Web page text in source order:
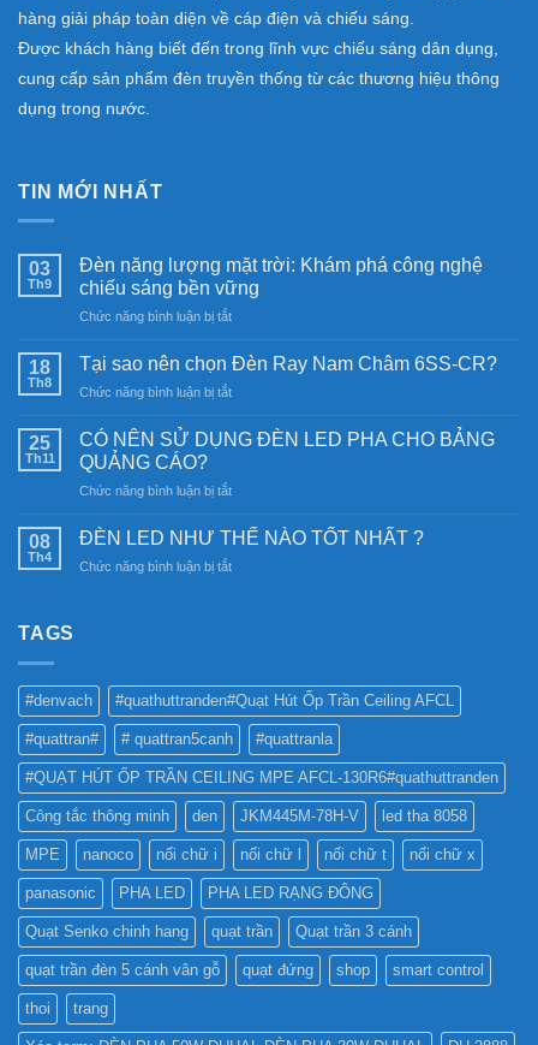
hàng giải pháp toàn diện về cáp điện và chiếu sáng.
Được khách hàng biết đến trong lĩnh vực chiếu sáng dân dụng,
cung cấp sản phẩm đèn truyền thống từ các thương hiệu thông
dụng trong nước.
TIN MỚI NHẤT
03
Th9
Đèn năng lượng mặt trời: Khám phá công nghệ
chiếu sáng bền vững
Chức năng bình luận bị tắtở
năng
mặt
Khám
nghệ
sáng
18
Th8
Tại sao nên chọn Đèn Ray Nam Châm 6SS-CR?
Chức năng bình luận bị tắtở
sao
Đèn
Nam
6SS-
25
Th11
CÓ NÊN SỬ DỤNG ĐÈN LED PHA CHO BẢNG
QUẢNG CÁO?
Chức năng bình luận bị tắtở
NÊN
DỤNG
QUẢNG
CÁO?
08
Th4
ĐÈN LED NHƯ THẾ NÀO TỐT NHẤT ?
Chức năng bình luận bị tắtở
TỐT
NHẤT
?
TAGS
#denvach #quathuttranden#Quạt Hút Ốp Trần Ceiling AFCL
#quattran# # quattran5canh #quattranla
#QUẠT HÚT ỐP TRẦN CEILING MPE AFCL-130R6#quathuttranden
Công tắc thông minh den JKM445M-78H-V led tha 8058
MPE nanoco nối chữ i nối chữ l nối chữ t nối chữ x
panasonic PHA LED PHA LED RẠNG ĐÔNG
Quạt Senko chinh hang quạt trần Quạt trần 3 cánh
quạt trần đèn 5 cánh vân gỗ quạt đứng shop smart control
thoi trang